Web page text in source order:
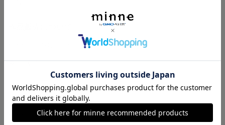
食品販売
ダウンロード販売
minne PLUS